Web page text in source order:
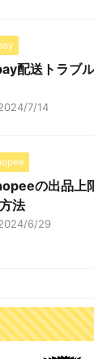
配送トラブ
7/14
の出品上
法
6/29